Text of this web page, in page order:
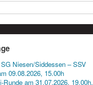
Niesen/Siddessen – SSV
09.08.2026, 15.00h
Runde am 31.07.2026, 19.00h,